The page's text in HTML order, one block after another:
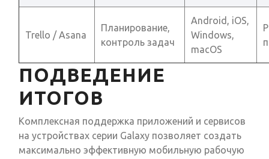
Trello / Asana
Планирование,
контроль задач
Android, iOS,
Windows,
macOS
ПОДВЕДЕНИЕ
ИТОГОВ
Комплексная поддержка приложений и сервисов
на устройствах серии Galaxy позволяет создать
максимально эффективную мобильную рабочую